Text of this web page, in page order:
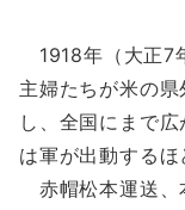
1918年（大正7
主婦たちが米の
し、全国にまで
は軍が出動するほ
赤帽松本運送、